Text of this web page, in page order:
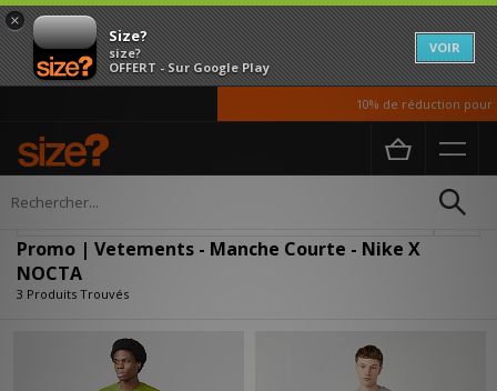
×
Size?
size?
OFFERT - Sur Google Play
VOIR
10% de réduction pour
Accueil Homme
Promo | Vetements - Manche Courte - Nike X
NOCTA
3 Produits Trouvés